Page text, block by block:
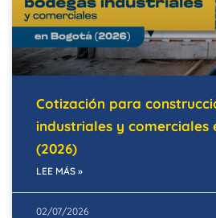
Cotización para
industriales y comerciales
(2026)
LEE MÁS »
02/07/2026